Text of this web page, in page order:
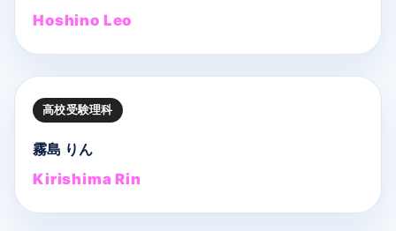
Hoshino Leo
高校受験理科
霧島 りん
Kirishima Rin